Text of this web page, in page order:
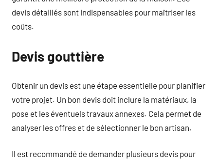
devis détaillés sont indispensables pour maîtriser les
coûts.
Devis gouttière
Obtenir un devis est une étape essentielle pour planifier
votre projet. Un bon devis doit inclure la matériaux, la
pose et les éventuels travaux annexes. Cela permet de
analyser les offres et de sélectionner le bon artisan.
Il est recommandé de demander plusieurs devis pour